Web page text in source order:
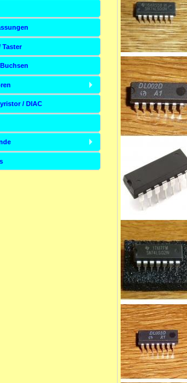
Taster
/ DIAC